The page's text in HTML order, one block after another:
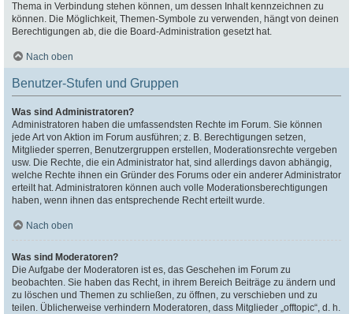
Thema in Verbindung stehen können, um dessen Inhalt kennzeichnen zu
können. Die Möglichkeit, Themen-Symbole zu verwenden, hängt von deinen
Berechtigungen ab, die die Board-Administration gesetzt hat.
Nach oben
Benutzer-Stufen und Gruppen
Was sind Administratoren?
Administratoren haben die umfassendsten Rechte im Forum. Sie können
jede Art von Aktion im Forum ausführen; z. B. Berechtigungen setzen,
Mitglieder sperren, Benutzergruppen erstellen, Moderationsrechte vergeben
usw. Die Rechte, die ein Administrator hat, sind allerdings davon abhängig,
welche Rechte ihnen ein Gründer des Forums oder ein anderer Administrator
erteilt hat. Administratoren können auch volle Moderationsberechtigungen
haben, wenn ihnen das entsprechende Recht erteilt wurde.
Nach oben
Was sind Moderatoren?
Die Aufgabe der Moderatoren ist es, das Geschehen im Forum zu
beobachten. Sie haben das Recht, in ihrem Bereich Beiträge zu ändern und
zu löschen und Themen zu schließen, zu öffnen, zu verschieben und zu
teilen. Üblicherweise verhindern Moderatoren, dass Mitglieder „offtopic“, d. h.